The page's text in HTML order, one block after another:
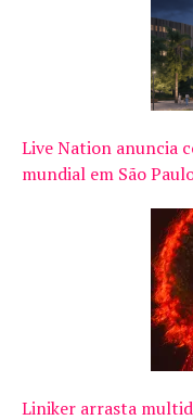
Live Nation anuncia
mundial em São
Liniker arrasta